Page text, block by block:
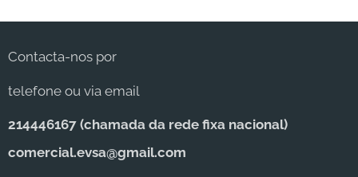
Contacta-nos por
telefone ou via email
214446167 (chamada da rede fixa nacional)
comercial.evsa@gmail.com